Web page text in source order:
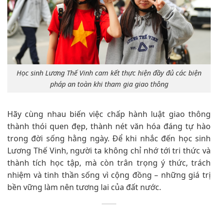
Học sinh Lương Thế Vinh cam kết thực hiện đầy đủ các biện
pháp an toàn khi tham gia giao thông
Hãy cùng nhau biến việc chấp hành luật giao thông
thành thói quen đẹp, thành nét văn hóa đáng tự hào
trong đời sống hằng ngày. Để khi nhắc đến học sinh
Lương Thế Vinh, người ta không chỉ nhớ tới tri thức và
thành tích học tập, mà còn trân trọng ý thức, trách
nhiệm và tinh thần sống vì cộng đồng – những giá trị
bền vững làm nên tương lai của đất nước.